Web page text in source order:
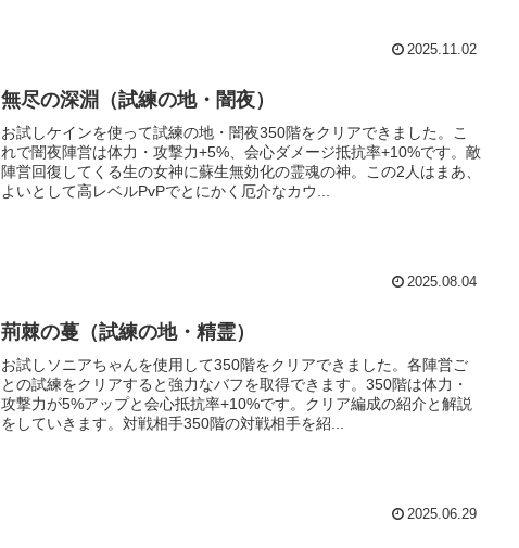
2025.11.02
無尽の深淵（試練の地・闇夜）
お試しケインを使って試練の地・闇夜350階をクリアできました。こ
れで闇夜陣営は体力・攻撃力+5%、会心ダメージ抵抗率+10%です。敵
陣営回復してくる生の女神に蘇生無効化の霊魂の神。この2人はまあ、
よいとして高レベルPvPでとにかく厄介なカウ...
2025.08.04
荊棘の蔓（試練の地・精霊）
お試しソニアちゃんを使用して350階をクリアできました。各陣営ご
との試練をクリアすると強力なバフを取得できます。350階は体力・
攻撃力が5%アップと会心抵抗率+10%です。クリア編成の紹介と解説
をしていきます。対戦相手350階の対戦相手を紹...
2025.06.29